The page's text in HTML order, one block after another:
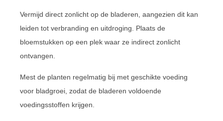
Vermijd direct zonlicht op de bladeren, aangezien dit kan
leiden tot verbranding en uitdroging. Plaats de
bloemstukken op een plek waar ze indirect zonlicht
ontvangen.
Mest de planten regelmatig bij met geschikte voeding
voor bladgroei, zodat de bladeren voldoende
voedingsstoffen krijgen.